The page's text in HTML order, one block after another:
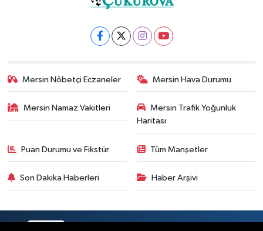
Mersin Nöbetçi Eczaneler Mersin Hava Durumu
Mersin Namaz Vakitleri
Mersin Trafik Yoğunluk
Haritası
Puan Durumu ve Fikstür Tüm Manşetler
Son Dakika Haberleri Haber Arşivi